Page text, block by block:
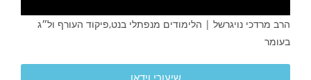
הרב מרדכי נויגרשל | הלימודים מנפתלי בנט,פיקוד העורף ול״ג
בעומר